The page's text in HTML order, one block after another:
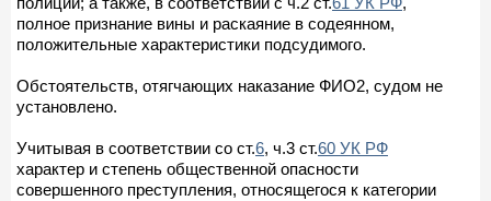
полное признание вины и раскаяние в содеянном,
положительные характеристики подсудимого.
Обстоятельств, отягчающих наказание ФИО2, судом не
установлено.
Учитывая в соответствии со ст.6, ч.3 ст.60 УК РФ
характер и степень общественной опасности
совершенного преступления, относящегося к категории